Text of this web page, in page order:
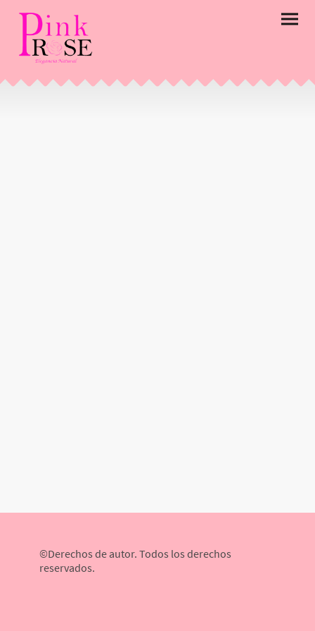
©Derechos de autor. Todos los derechos
reservados.